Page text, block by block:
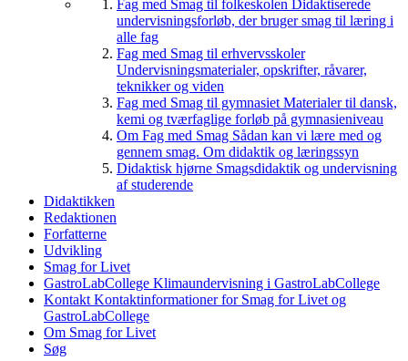
Fag med Smag til folkeskolen Didaktiserede
undervisningsforløb, der bruger smag til læring i
alle fag
Fag med Smag til erhvervsskoler
Undervisningsmaterialer, opskrifter, råvarer,
teknikker og viden
Fag med Smag til gymnasiet Materialer til dansk,
kemi og tværfaglige forløb på gymnasieniveau
Om Fag med Smag Sådan kan vi lære med og
gennem smag. Om didaktik og læringssyn
Didaktisk hjørne Smagsdidaktik og undervisning
af studerende
Didaktikken
Redaktionen
Forfatterne
Udvikling
Smag for Livet
GastroLabCollege Klimaundervisning i GastroLabCollege
Kontakt Kontaktinformationer for Smag for Livet og
GastroLabCollege
Om Smag for Livet
Søg